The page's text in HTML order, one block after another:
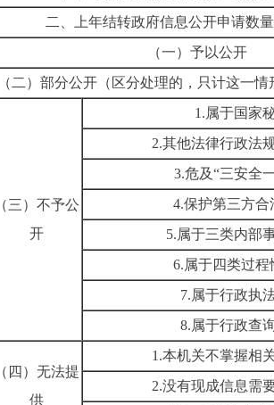
二、上年结转政府信息公开申请数量
（一）予以公开
（二）部分公开（区分处理的，只计这一
（三）不予公
开
1.属于国家
2.其他法律行政法
3.危及“三安全
4.保护第三方合
5.属于三类内部
6.属于四类过程
7.属于行政执
8.属于行政查
（四）无法提
供
1.本机关不掌握相
2.没有现成信息需